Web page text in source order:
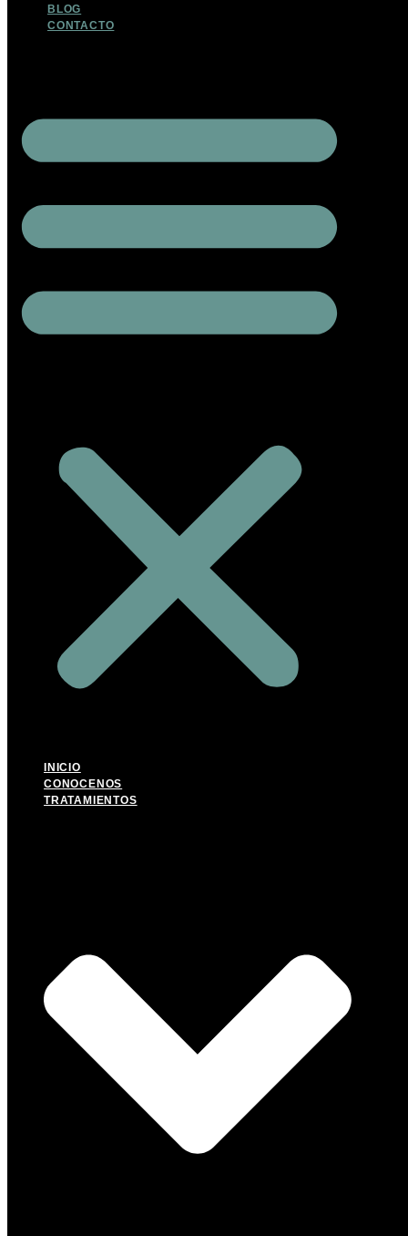
BLOG
CONTACTO
INICIO
CONOCENOS
TRATAMIENTOS